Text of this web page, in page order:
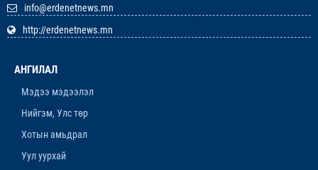
12-р сар. 19, 2025, 3:20 p.m.
info@erdenetnews.mn
http://erdenetnews.mn
АНГИЛАЛ
Мэдээ мэдээлэл
Нийгэм, Улс төр
Хотын амьдрал
Уул уурхай